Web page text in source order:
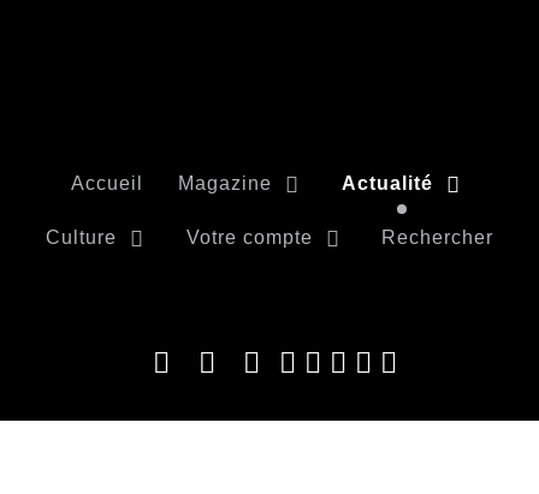
Accueil Magazine Actualité
Culture Votre compte Rechercher